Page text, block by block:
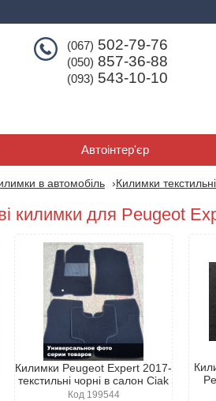
(067) 502-79-76
(050) 857-36-88
(093) 543-10-10
Автоінтер'єр
в автомобіль Килимки
килимки для Peugeot
Килимки Peugeot Expert 2017-
текстильні чорні в салон Ciak
Код 199544